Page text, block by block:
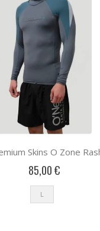
85,00 €
L